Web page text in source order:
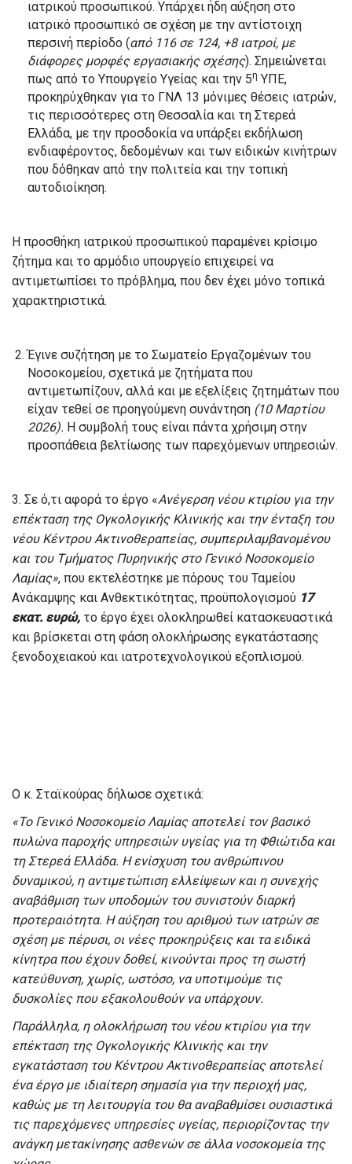
ιατρικού προσωπικού. Υπάρχει ήδη αύξηση στο
ιατρικό προσωπικό σε σχέση με την αντίστοιχη
περσινή περίοδο (από 116 σε 124, +8 ιατροί, με
διάφορες μορφές εργασιακής σχέσης). Σημειώνεται
πως από το Υπουργείο Υγείας και την 5η ΥΠΕ,
προκηρύχθηκαν για το ΓΝΛ 13 μόνιμες θέσεις ιατρών,
τις περισσότερες στη Θεσσαλία και τη Στερεά
Ελλάδα, με την προσδοκία να υπάρξει εκδήλωση
ενδιαφέροντος, δεδομένων και των ειδικών κινήτρων
που δόθηκαν από την πολιτεία και την τοπική
αυτοδιοίκηση.
Η προσθήκη ιατρικού προσωπικού παραμένει κρίσιμο
ζήτημα και το αρμόδιο υπουργείο επιχειρεί να
αντιμετωπίσει το πρόβλημα, που δεν έχει μόνο τοπικά
χαρακτηριστικά.
Έγινε συζήτηση με το Σωματείο Εργαζομένων του
Νοσοκομείου, σχετικά με ζητήματα που
αντιμετωπίζουν, αλλά και με εξελίξεις ζητημάτων που
είχαν τεθεί σε προηγούμενη συνάντηση (10 Μαρτίου
2026). Η συμβολή τους είναι πάντα χρήσιμη στην
προσπάθεια βελτίωσης των παρεχόμενων υπηρεσιών.
3. Σε ό,τι αφορά το έργο «Ανέγερση νέου κτιρίου για την
επέκταση της Ογκολογικής Κλινικής και την ένταξη του
νέου Κέντρου Ακτινοθεραπείας, συμπεριλαμβανομένου
και του Τμήματος Πυρηνικής στο Γενικό Νοσοκομείο
Λαμίας», που εκτελέστηκε με πόρους του Ταμείου
Ανάκαμψης και Ανθεκτικότητας, προϋπολογισμού 17
εκατ. ευρώ, το έργο έχει ολοκληρωθεί κατασκευαστικά
και βρίσκεται στη φάση ολοκλήρωσης εγκατάστασης
ξενοδοχειακού και ιατροτεχνολογικού εξοπλισμού.
Ο κ. Σταϊκούρας δήλωσε σχετικά:
«Το Γενικό Νοσοκομείο Λαμίας αποτελεί τον βασικό
πυλώνα παροχής υπηρεσιών υγείας για τη Φθιώτιδα και
τη Στερεά Ελλάδα. Η ενίσχυση του ανθρώπινου
δυναμικού, η αντιμετώπιση ελλείψεων και η συνεχής
αναβάθμιση των υποδομών του συνιστούν διαρκή
προτεραιότητα. Η αύξηση του αριθμού των ιατρών σε
σχέση με πέρυσι, οι νέες προκηρύξεις και τα ειδικά
κίνητρα που έχουν δοθεί, κινούνται προς τη σωστή
κατεύθυνση, χωρίς, ωστόσο, να υποτιμούμε τις
δυσκολίες που εξακολουθούν να υπάρχουν.
Παράλληλα, η ολοκλήρωση του νέου κτιρίου για την
επέκταση της Ογκολογικής Κλινικής και την
εγκατάσταση του Κέντρου Ακτινοθεραπείας αποτελεί
ένα έργο με ιδιαίτερη σημασία για την περιοχή μας,
καθώς με τη λειτουργία του θα αναβαθμίσει ουσιαστικά
τις παρεχόμενες υπηρεσίες υγείας, περιορίζοντας την
ανάγκη μετακίνησης ασθενών σε άλλα νοσοκομεία της